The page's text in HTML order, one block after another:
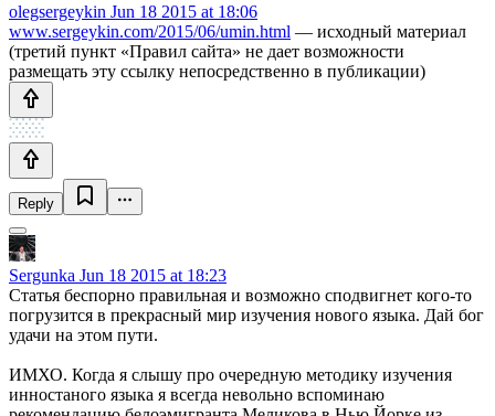
olegsergeykin Jun 18 2015 at 18:06
www.sergeykin.com/2015/06/umin.html — исходный материал
(третий пункт «Правил сайта» не дает возможности
размещать эту ссылку непосредственно в публикации)
Reply
Sergunka Jun 18 2015 at 18:23
Статья беспорно правильная и возможно сподвигнет кого-то
погрузится в прекрасный мир изучения нового языка. Дай бог
удачи на этом пути.
ИМХО. Когда я слышу про очередную методику изучения
инностаного языка я всегда невольно вспоминаю